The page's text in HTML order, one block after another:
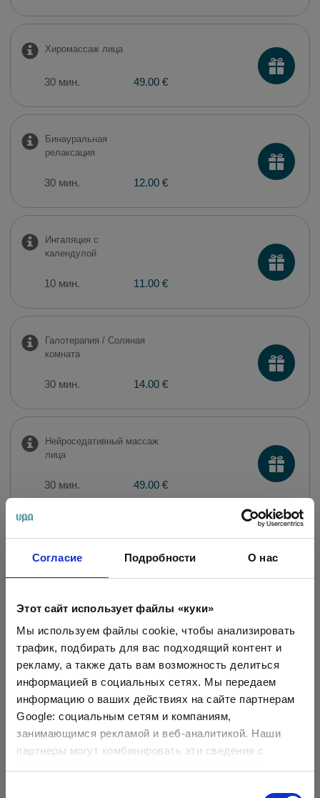
Согласие Подробности О нас
Этот сайт использует файлы «куки»
Мы используем файлы cookie, чтобы анализировать
трафик, подбирать для вас подходящий контент и
рекламу, а также дать вам возможность делиться
информацией в социальных сетях. Мы передаем
информацию о ваших действиях на сайте партнерам
Google: социальным сетям и компаниям,
занимающимся рекламой и веб-аналитикой. Наши
партнеры могут комбинировать эти сведения с
Хиромассаж лица
30 мин. 49.00 €
Бинауральная
релаксация
30 мин. 12.00 €
Ингаляция с
календулой
10 мин. 11.00 €
Галотерапия / Соляная
комната
30 мин. 14.00 €
Нейроседативный массаж
лица
30 мин. 49.00 €
Массаж головы и плечевого
пояса
Расслабляющий SPA массаж
для лица и головы
40 мин. 55.00 €